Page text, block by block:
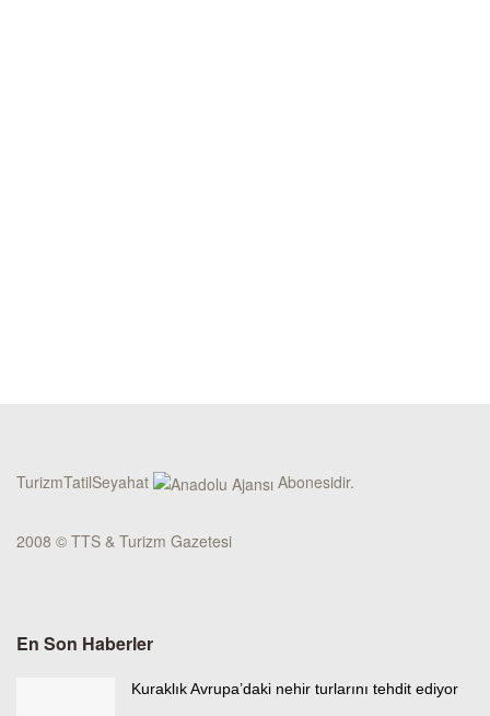
TurizmTatilSeyahat Abonesidir.
2008 © TTS & Turizm Gazetesi
En Son Haberler
Kuraklık Avrupa’daki nehir turlarını tehdit ediyor